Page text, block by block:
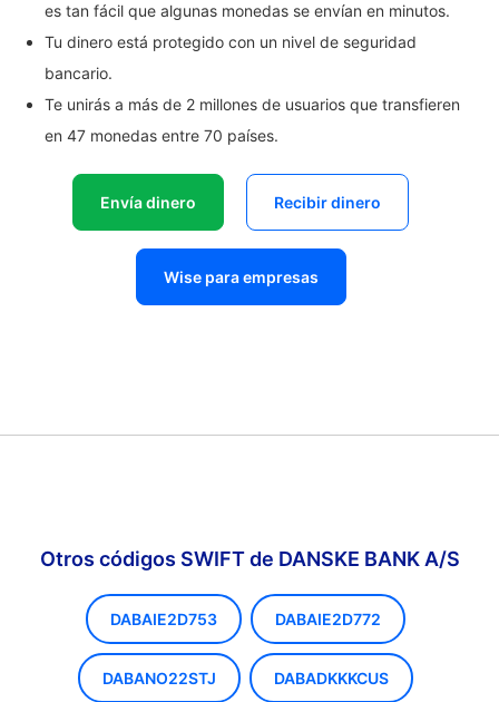
es tan fácil que algunas monedas se envían en minutos.
Tu dinero está protegido con un nivel de seguridad
bancario.
Te unirás a más de 2 millones de usuarios que transfieren
en 47 monedas entre 70 países.
Envía dinero Recibir dinero
Wise para empresas
Otros códigos SWIFT de DANSKE BANK A/S
DABAIE2D753 DABAIE2D772
DABANO22STJ DABADKKKCUS